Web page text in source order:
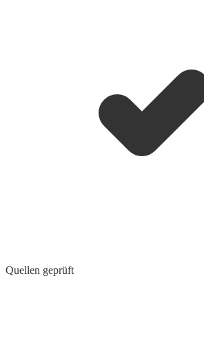
Quellen geprüft